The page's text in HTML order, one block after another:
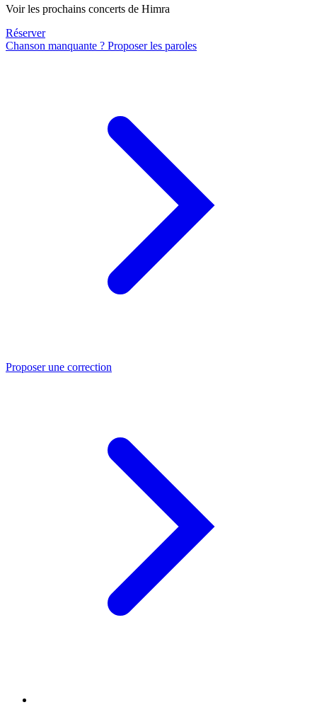
Voir les prochains concerts de Himra
Réserver
Chanson manquante ? Proposer les paroles
Proposer une correction